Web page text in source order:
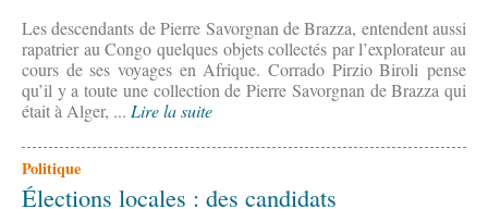
Les descendants de Pierre Savorgnan de Brazza, entendent aussi
rapatrier au Congo quelques objets collectés par l’explorateur au
cours de ses voyages en Afrique. Corrado Pirzio Biroli pense
qu’il y a toute une collection de Pierre Savorgnan de Brazza qui
était à Alger, ... Lire la suite
Politique
Élections locales : des candidats